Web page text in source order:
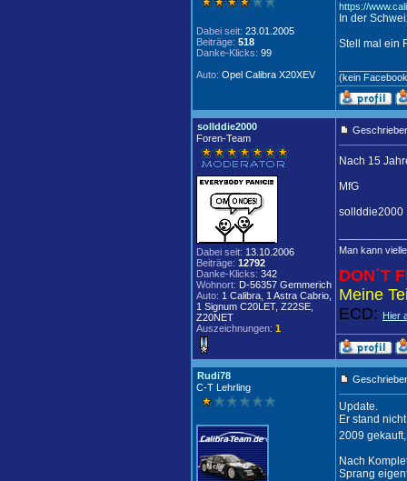
Dabei seit: 23.01.2005
Beiträge: 518
Danke-Klicks: 99
Auto: Opel Calibra X20XEV
https://
In der
Stell mal ein
(kein
sollddie2000
Foren-Team
Dabei seit: 13.10.2006
Beiträge: 12792
Danke-Klicks: 342
Wohnort: D-56357 Gemmerich
Auto: 1 Calibra, 1 Astra Cabrio,
1 Signum C20LET, Z22SE,
Z20NET
Auszeichnungen: 1
Nach 15
MfG
sollddie2000
Man kann
DON´T
Meine
ECD: Hier
Rudi78
C-T Lehrling
Update.
Er stand
2009
Nach
Sprang